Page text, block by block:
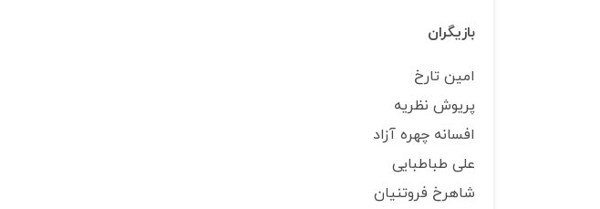
بازیگران
امین تارخ
پریوش نظریه
افسانه چهره آزاد
علی طباطبایی
شاهرخ فروتنیان